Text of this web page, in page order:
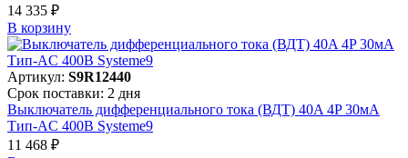
14 335 ₽
В корзинy
Артикул: S9R12440
Срок поставки: 2 дня
Выключатель дифференциального тока (ВДТ) 40A 4P 30мА
Тип-AC 400В Systeme9
11 468 ₽